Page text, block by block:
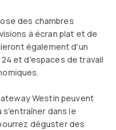
des chambres
à écran plat et de
également d'un
et d'espaces de travail
Westin peuvent
s'entraîner dans le
déguster des